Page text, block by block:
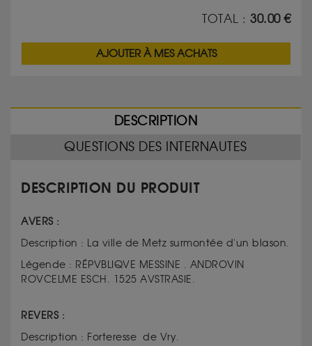
TOTAL :30.00€
AJOUTER À MES ACHATS
DESCRIPTION
QUESTIONS DES INTERNAUTES
DESCRIPTION DU PRODUIT
AVERS :
Description : La ville de Metz surmontée d'un blason.
Légende : RÉPVBLIQVE MESSINE . ANDROVIN
ROVCELME ESCH. 1525 AVSTRASIE.
REVERS :
Description : Forteresse de Vry.